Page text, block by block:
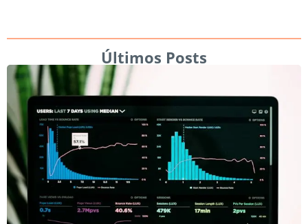
Últimos Posts